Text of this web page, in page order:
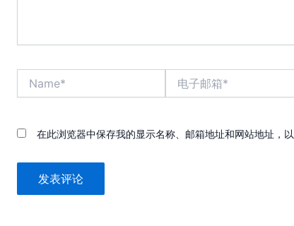
*
在此浏览器中保存我的显示名称、邮箱地址和网站地址，以